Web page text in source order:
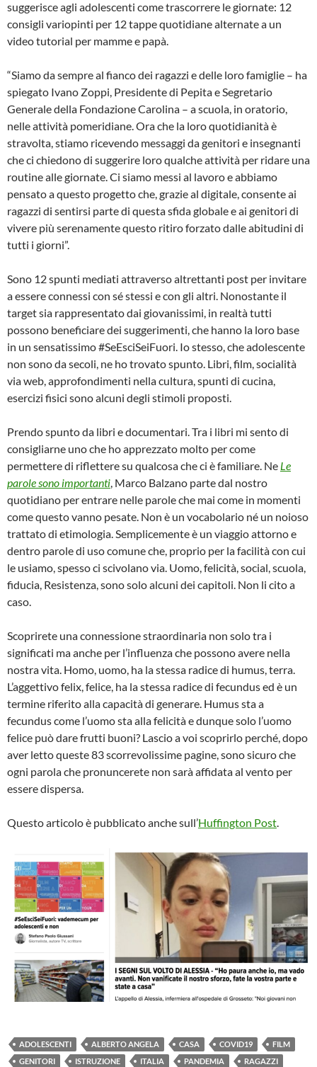
suggerisce agli adolescenti come trascorrere le giornate: 12
consigli variopinti per 12 tappe quotidiane alternate a un
video tutorial per mamme e papà.
“Siamo da sempre al fianco dei ragazzi e delle loro famiglie – ha
spiegato Ivano Zoppi, Presidente di Pepita e Segretario
Generale della Fondazione Carolina – a scuola, in oratorio,
nelle attività pomeridiane. Ora che la loro quotidianità è
stravolta, stiamo ricevendo messaggi da genitori e insegnanti
che ci chiedono di suggerire loro qualche attività per ridare una
routine alle giornate. Ci siamo messi al lavoro e abbiamo
pensato a questo progetto che, grazie al digitale, consente ai
ragazzi di sentirsi parte di questa sfida globale e ai genitori di
vivere più serenamente questo ritiro forzato dalle abitudini di
tutti i giorni”.
Sono 12 spunti mediati attraverso altrettanti post per invitare
a essere connessi con sé stessi e con gli altri. Nonostante il
target sia rappresentato dai giovanissimi, in realtà tutti
possono beneficiare dei suggerimenti, che hanno la loro base
in un sensatissimo #SeEsciSeiFuori. Io stesso, che adolescente
non sono da secoli, ne ho trovato spunto. Libri, film, socialità
via web, approfondimenti nella cultura, spunti di cucina,
esercizi fisici sono alcuni degli stimoli proposti.
Prendo spunto da libri e documentari. Tra i libri mi sento di
consigliarne uno che ho apprezzato molto per come
permettere di riflettere su qualcosa che ci è familiare. Ne Le
parole sono importanti, Marco Balzano parte dal nostro
quotidiano per entrare nelle parole che mai come in momenti
come questo vanno pesate. Non è un vocabolario né un noioso
trattato di etimologia. Semplicemente è un viaggio attorno e
dentro parole di uso comune che, proprio per la facilità con cui
le usiamo, spesso ci scivolano via. Uomo, felicità, social, scuola,
fiducia, Resistenza, sono solo alcuni dei capitoli. Non li cito a
caso.
Scoprirete una connessione straordinaria non solo tra i
significati ma anche per l’influenza che possono avere nella
nostra vita. Homo, uomo, ha la stessa radice di humus, terra.
L’aggettivo felix, felice, ha la stessa radice di fecundus ed è un
termine riferito alla capacità di generare. Humus sta a
fecundus come l’uomo sta alla felicità e dunque solo l’uomo
felice può dare frutti buoni? Lascio a voi scoprirlo perché, dopo
aver letto queste 83 scorrevolissime pagine, sono sicuro che
ogni parola che pronuncerete non sarà affidata al vento per
essere dispersa.
Questo articolo è pubblicato anche sull’Huffington Post.
ADOLESCENTI ALBERTO ANGELA CASA COVID19
FILM
GENITORI
ISTRUZIONE ITALIA PANDEMIA
RAGAZZI